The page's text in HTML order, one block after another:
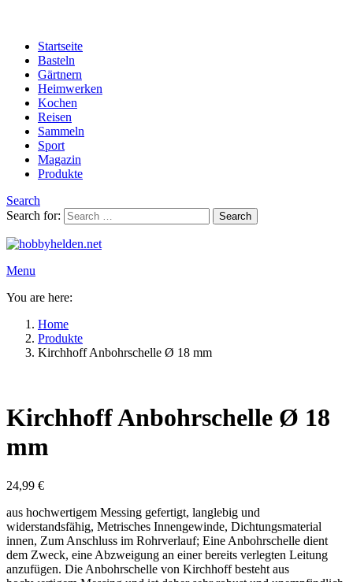
Startseite
Basteln
Gärtnern
Heimwerken
Kochen
Reisen
Sammeln
Sport
Magazin
Produkte
Search
Search for:
Search
Menu
You are here:
Home
Produkte
Kirchhoff Anbohrschelle Ø 18 mm
Kirchhoff Anbohrschelle Ø 18
mm
24,99 €
aus hochwertigem Messing gefertigt, langlebig und
widerstandsfähig, Metrisches Innengewinde, Dichtungsmaterial
innen, Zum Anschluss im Rohrverlauf; Eine Anbohrschelle dient
dem Zweck, eine Abzweigung an einer bereits verlegten Leitung
anzufügen. Die Anbohrschelle von Kirchhoff besteht aus